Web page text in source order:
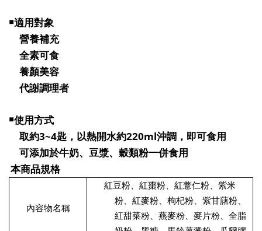
￭適用對象
營養補充
全素可食
養顏美容
代謝調理者
￭使用方式
取約3~4匙，以熱開水約220ml沖調，即可食用
可添加於牛奶、豆漿、穀類粉一併食用
本商品規格
內容物名稱
紅豆粉、紅棗粉、紅薏仁粉、紫米
粉、紅麥粉、枸杞粉、紫甘藷粉、
紅甜菜粉、燕麥粉、麥片粉、全脂